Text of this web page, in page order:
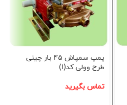
پمپ سمپاش 45 بار چینی
طرح وولی کد(1)
تماس بگیرید